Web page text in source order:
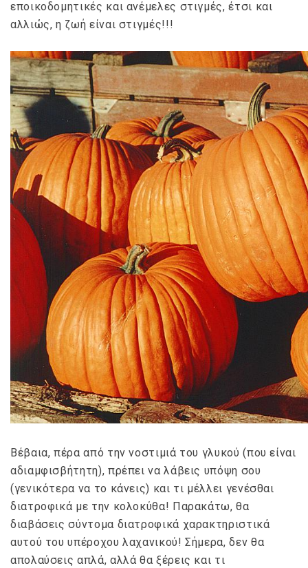
εποικοδομητικές και ανέμελες στιγμές, έτσι και
αλλιώς, η ζωή είναι στιγμές!!!
Βέβαια, πέρα από την νοστιμιά του γλυκού (που είναι
αδιαμφισβήτητη), πρέπει να λάβεις υπόψη σου
(γενικότερα να το κάνεις) και τι μέλλει γενέσθαι
διατροφικά με την κολοκύθα! Παρακάτω, θα
διαβάσεις σύντομα διατροφικά χαρακτηριστικά
αυτού του υπέροχου λαχανικού! Σήμερα, δεν θα
απολαύσεις απλά, αλλά θα ξέρεις και τι